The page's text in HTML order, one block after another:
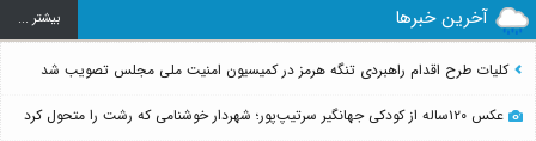
آخرین خبرها بيشتر ...
کلیات طرح اقدام راهبردی تنگه هرمز در کمیسیون امنیت ملی مجلس تصویب شد
عکس ۱۲۰ساله از کودکی جهانگیر سرتیپ‌پور؛ شهردار خوشنامی که رشت را متحول کرد